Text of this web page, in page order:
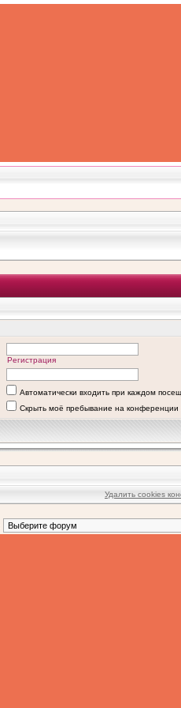
Регистрация
Автоматически входить при каждом
Скрыть моё пребывание на конференции
Удалить cookies